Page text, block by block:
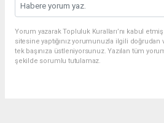
Yorum yazarak Topluluk Kuralları’nı kabul
sitesine yaptığınız yorumunuzla ilgili
tek başınıza üstleniyorsunuz. Yazılan tüm
şekilde sorumlu tutulamaz.